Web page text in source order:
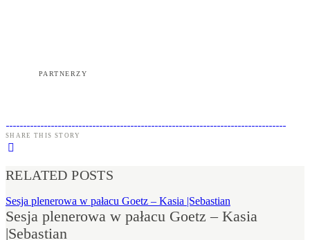
PARTNERZY
SHARE THIS STORY
RELATED POSTS
Sesja plenerowa w pałacu Goetz – Kasia |Sebastian
Sesja plenerowa w pałacu Goetz – Kasia
|Sebastian